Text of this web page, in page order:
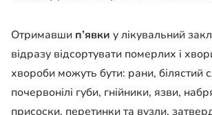
Отримавши п’явки у лікувальний
відразу відсортувати померлих і
хвороби можуть бути: рани, білястий
почервонілі губи, гнійники, язви,
присоски, перетинки та вузли,